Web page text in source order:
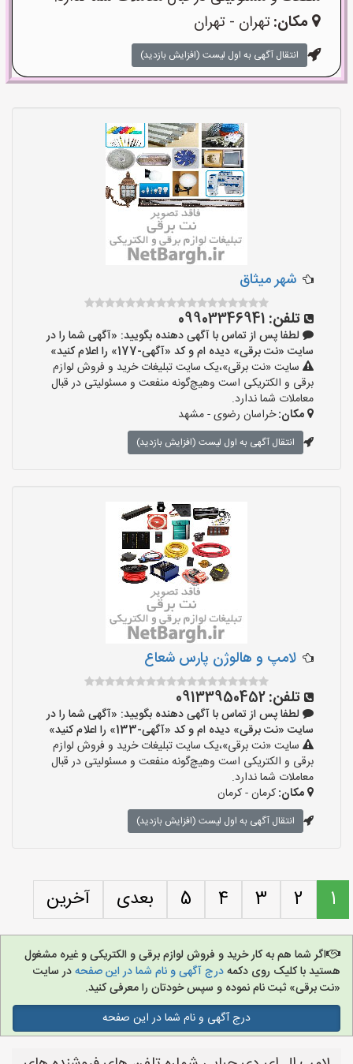
مکان:تهران - تهران
انتقال آگهی به اول لیست (افزایش بازدید)
شهر میثاق
تلفن: 09903346941
لطفا پس از تماس با آگهی دهنده بگویید: «آگهی شما را در
سایت «نت برقی» دیده ام و کد «آگهی-177» را اعلام کنید»
سایت «نت برقی»،یک سایت تبلیغات خرید و فروش لوازم
برقی و الکتریکی است وهیچ‌گونه منفعت و مسئولیتی در قبال
معاملات شما ندارد.
مکان:خراسان رضوی - مشهد
انتقال آگهی به اول لیست (افزایش بازدید)
لامپ و هالوژن پارس شعاع
تلفن:09133950452
لطفا پس از تماس با آگهی دهنده بگویید: «آگهی شما را در
سایت «نت برقی» دیده ام و کد «آگهی-133» را اعلام کنید»
سایت «نت برقی»،یک سایت تبلیغات خرید و فروش لوازم
برقی و الکتریکی است وهیچ‌گونه منفعت و مسئولیتی در قبال
معاملات شما ندارد.
مکان:کرمان - کرمان
انتقال آگهی به اول لیست (افزایش بازدید)
1
2
3
4
5 بعدی آخرین
اگر شما هم به کار خرید و فروش لوازم برقی و الکتریکی و غیره مشغول
هستید با کلیک روی دکمهدرج آگهی و نام شما در این صفحهدر سایت
«نت برقی» ثبت نام نموده و سپس خودتان را معرفی کنید.
درج آگهی و نام شما در این صفحه